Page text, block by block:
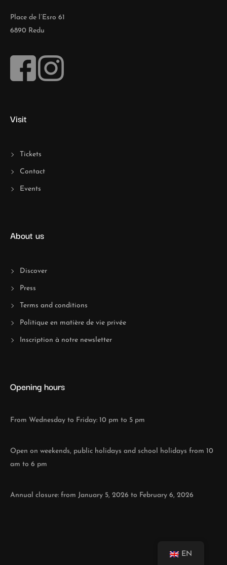
Place de l’Esro 61
6890 Redu
Visit
Tickets
Contact
Events
About us
Discover
Press
Terms and conditions
Politique en matière de vie privée
Inscription à notre newsletter
Opening hours
From Wednesday to Friday: 10 pm to 5 pm
Open on weekends, public holidays and school holidays from 10
am to 6 pm
Annual closure: from January 5, 2026 to February 6, 2026
EN